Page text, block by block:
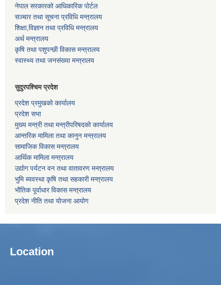
नेपाल सरकारको आधिकारिक पोर्टल
सञ्‍चार तथा सूचना प्रविधि मन्त्रालय
शिक्षा,विज्ञान तथा प्रविधि मन्त्रालय
अर्थ मन्त्रालय
कृषि तथा पशुपन्छी विकास मन्त्रालय
स्वास्थ्य तथा जनसंख्या मन्त्रालय
सुदुरपश्चिम प्रदेश
प्रदेश प्रमुखको कार्यालय
प्रदेश सभा
मुख्य मन्त्री तथा मन्त्रीपरिषदको कार्यालय
आन्तरिक मामिला तथा कानुन मन्त्रालय
सामाजिक विकास मन्त्रालय
आर्थिक मामिला मन्त्रालय
उद्याेग पर्यटन वन तथा वातावरण मन्त्रालय
भुमि ब्यवस्था कृषि तथा सहकारी मन्त्रालय
भाैतिक पूर्वाधार विकास मन्त्रालय
प्रदेश नीति तथा योजना आयोग
Location